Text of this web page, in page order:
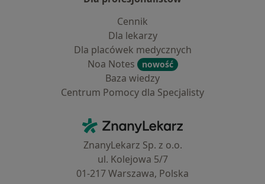
Cennik
Dla lekarzy
Dla placówek medycznych
Noa Notes
nowość
Baza wiedzy
Centrum Pomocy dla Specjalisty
ZnanyLekarz - Strona główna
ZnanyLekarz Sp. z o.o.
ul. Kolejowa 5/7
01-217 Warszawa, Polska